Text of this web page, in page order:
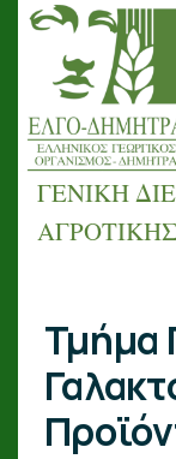
Παράκαμψη προς
ΓΕΝΙΚΗ
Τμήμα